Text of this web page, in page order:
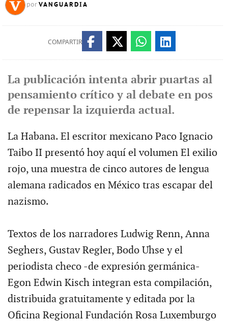
por VANGUARDIA
COMPARTIR
La publicación intenta abrir puartas al
pensamiento crítico y al debate en pos
de repensar la izquierda actual.
La Habana. El escritor mexicano Paco Ignacio
Taibo II presentó hoy aquí el volumen El exilio
rojo, una muestra de cinco autores de lengua
alemana radicados en México tras escapar del
nazismo.
Textos de los narradores Ludwig Renn, Anna
Seghers, Gustav Regler, Bodo Uhse y el
periodista checo -de expresión germánica-
Egon Edwin Kisch integran esta compilación,
distribuida gratuitamente y editada por la
Oficina Regional Fundación Rosa Luxemburgo